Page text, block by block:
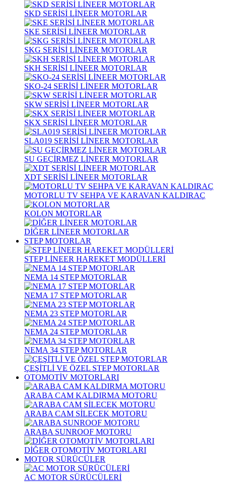
SKD SERİSİ LİNEER MOTORLAR
SKE SERİSİ LİNEER MOTORLAR
SKG SERİSİ LİNEER MOTORLAR
SKH SERİSİ LİNEER MOTORLAR
SKO-24 SERİSİ LİNEER MOTORLAR
SKW SERİSİ LİNEER MOTORLAR
SKX SERİSİ LİNEER MOTORLAR
SLA019 SERİSİ LİNEER MOTORLAR
SU GEÇİRMEZ LİNEER MOTORLAR
XDT SERİSİ LİNEER MOTORLAR
MOTORLU TV SEHPA VE KARAVAN KALDIRAÇ
KOLON MOTORLAR
DİĞER LİNEER MOTORLAR
STEP MOTORLAR
STEP LİNEER HAREKET MODÜLLERİ
NEMA 14 STEP MOTORLAR
NEMA 17 STEP MOTORLAR
NEMA 23 STEP MOTORLAR
NEMA 24 STEP MOTORLAR
NEMA 34 STEP MOTORLAR
ÇEŞİTLİ VE ÖZEL STEP MOTORLAR
OTOMOTİV MOTORLARI
ARABA CAM KALDIRMA MOTORU
ARABA CAM SİLECEK MOTORU
ARABA SUNROOF MOTORU
DİĞER OTOMOTİV MOTORLARI
MOTOR SÜRÜCÜLER
AC MOTOR SÜRÜCÜLERİ